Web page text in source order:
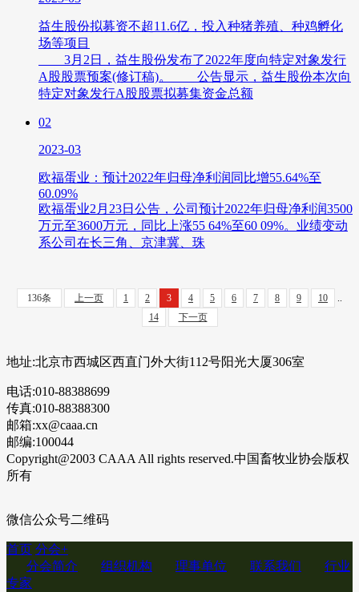
益生股份拟募资不超11.6亿，投入种猪养殖、种鸡孵化
场等项目
3月2日，益生股份发布了2022年度向特定对象发行
A股股票预案(修订稿)。 公告显示，益生股份本次向
特定对象发行A股股票拟募集资金总额
02
2023-03
欧福蛋业：预计2022年归母净利润同比增55.64%至
60.09%
欧福蛋业2月23日公告，公司预计2022年归母净利润3500
万元至3600万元，同比上涨55 64%至60 09%。业绩变动
系公司在长三角、京津冀、珠
136条 上一页 1 2 3 4 5 6 7 8 9 10
..
14
下一页
地址:北京市西城区西直门外大街112号阳光大厦306室
电话:010-88388699
传真:010-88388300
邮箱:xx@caaa.cn
邮编:100044
Copyright@2003 CAAA All rights reserved.中国畜牧业协会版权
所有
微信公众号二维码
首页 分会+
分会简介
组织机构 理事单位 联系我们
行业
专家